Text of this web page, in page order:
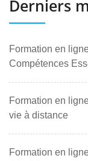
Derniers
Formation en
Compétences
Formation en
vie à distance
Formation en